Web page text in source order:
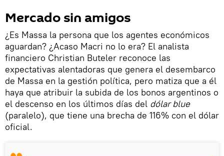
Mercado sin amigos
¿Es Massa la persona que los agentes económicos
aguardan? ¿Acaso Macri no lo era? El analista
financiero Christian Buteler reconoce las
expectativas alentadoras que genera el desembarco
de Massa en la gestión política, pero matiza que a él
haya que atribuir la subida de los bonos argentinos o
el descenso en los últimos días del dólar blue
(paralelo), que tiene una brecha de 116% con el dólar
oficial.